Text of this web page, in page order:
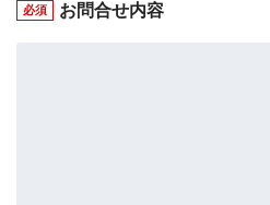
必須 お問合せ内容